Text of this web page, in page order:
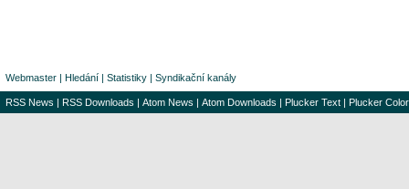
Webmaster | Hledání | Statistiky | Syndikační kanály
RSS News | RSS Downloads | Atom News | Atom Downloads | Plucker Text | Plucker Color